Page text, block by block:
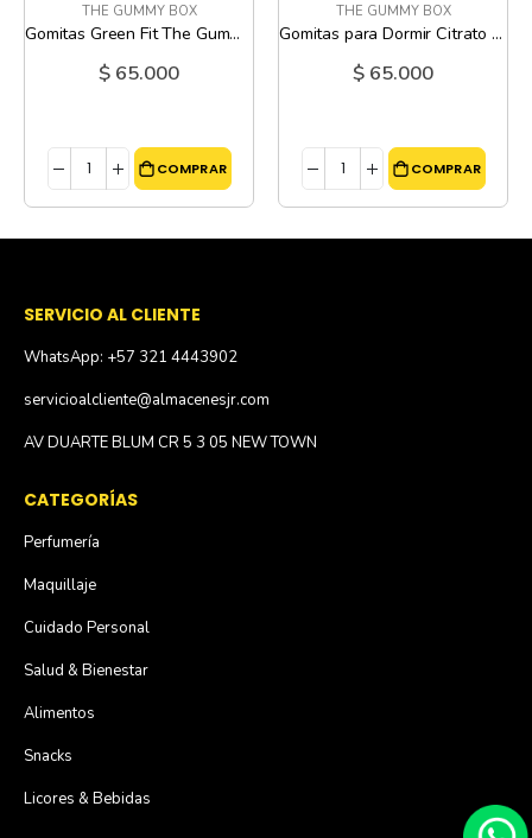
THE GUMMY BOX
Gomitas Green Fit The Gummy Box - 180 Gr
$ 65.000
COMPRAR
THE GUMMY BOX
Gomitas para Dormir Citrato de Magnesio The Gummy Box - 180 Gr
$ 65.000
COMPRAR
SERVICIO AL CLIENTE
WhatsApp: +57 321 4443902
servicioalcliente@almacenesjr.com
AV DUARTE BLUM CR 5 3 05 NEW TOWN
CATEGORÍAS
Perfumería
Maquillaje
Cuidado Personal
Salud & Bienestar
Alimentos
Snacks
Licores & Bebidas